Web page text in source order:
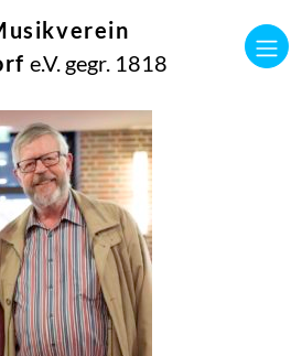
e.V. gegr. 1818